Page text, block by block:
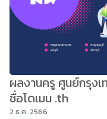
ผลงานครู ศูนย์กรุงเ
ชื่อโดเมน .th
2 ธ.ค. 2566